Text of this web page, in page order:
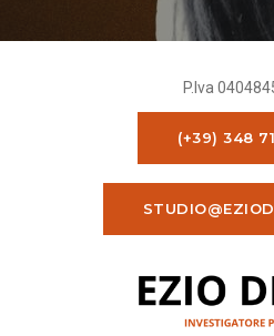
P.Iva
(+39) 348